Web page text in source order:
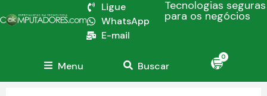
Ligue
WhatsApp
E-mail
Tecnologias seguras
para os negócios
Menu Buscar
0